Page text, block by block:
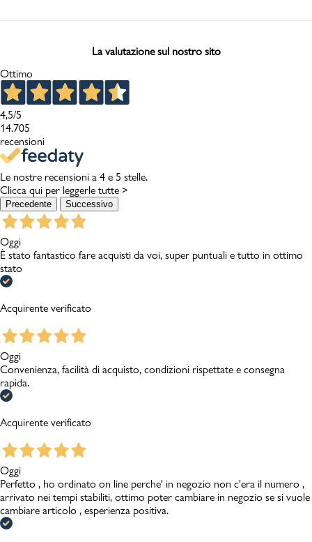
La valutazione sul nostro sito
Ottimo
4,5/5
14.705
recensioni
Le nostre recensioni a 4 e 5 stelle.
Clicca qui per leggerle tutte >
Precedente Successivo
Oggi
È stato fantastico fare acquisti da voi, super puntuali e tutto in ottimo
stato
Acquirente verificato
Oggi
Convenienza, facilità di acquisto, condizioni rispettate e consegna
rapida.
Acquirente verificato
Oggi
Perfetto , ho ordinato on line perche' in negozio non c'era il numero ,
arrivato nei tempi stabiliti, ottimo poter cambiare in negozio se si vuole
cambiare articolo , esperienza positiva.